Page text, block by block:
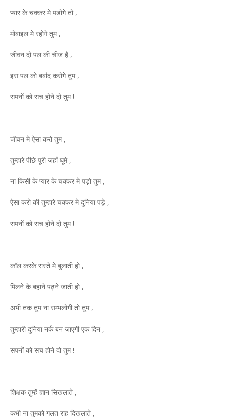
प्यार के चक्कर मे पडोगे तो ,
मोबाइल मे रहोगे तुम ,
जीवन दो पल की चीज है ,
इस पल को बर्बाद करोगे तुम ,
सपनों को सच होने दो तुम !
जीवन मे ऐसा करो तुम ,
तुम्हारे पीछे पूरी जहाँ घूमे ,
ना किसी के प्यार के चक्कर मे पड़ो तुम ,
ऐसा करो की तुम्हारे चक्कर मे दुनिया पड़े ,
सपनों को सच होने दो तुम !
कॉल करके रास्ते मे बुलाती हो ,
मिलने के बहाने पढ़ने जाती हो ,
अभी तक तुम ना सम्भलोगी तो तुम ,
तुम्हारी दुनिया नर्क बन जाएगी एक दिन ,
सपनों को सच होने दो तुम !
शिक्षक तुम्हें ज्ञान सिखलाते ,
कभी ना तुमको गलत राह दिखलाते ,